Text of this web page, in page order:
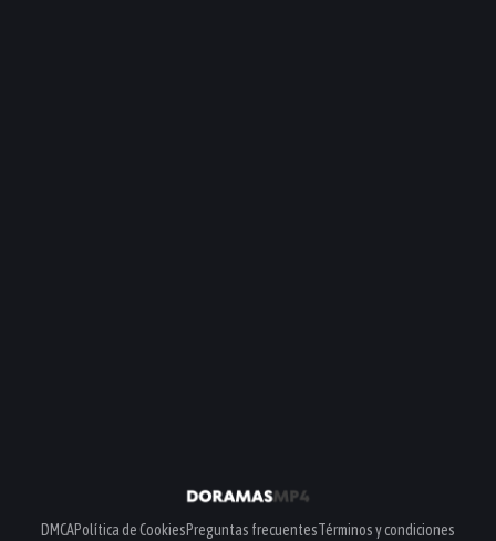
DMCAPolítica de CookiesPreguntas frecuentesTérminos y condiciones